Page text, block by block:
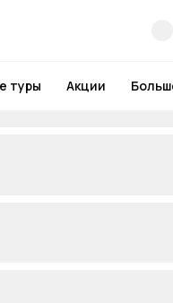
туры Акции